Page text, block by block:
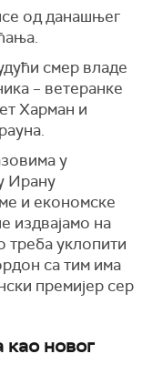
од данашњег
смер владе
– ветеранке
Харман и
у
Ирану
и економске
издвајамо на
треба уклопити
са тим има
премијер сер
новог